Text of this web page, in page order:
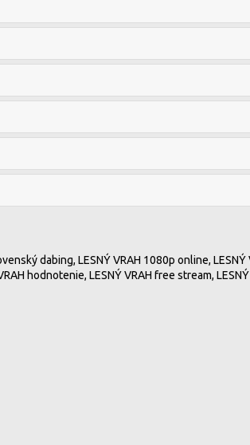
dabing, LESNÝ VRAH 1080p online,
hodnotenie, LESNÝ VRAH free stream,